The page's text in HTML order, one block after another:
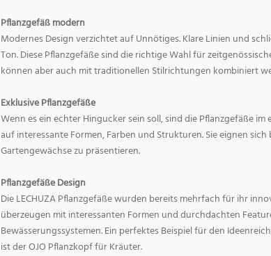
Pflanzgefäß modern
Modernes Design verzichtet auf Unnötiges. Klare Linien und
Ton. Diese Pflanzgefäße sind die richtige Wahl für
können aber auch mit traditionellen Stilrichtungen kombiniert
Exklusive Pflanzgefäße
Wenn es ein echter Hingucker sein soll, sind die Pflanzgefäße im
auf interessante Formen, Farben und Strukturen. Sie eignen
Gartengewächse zu präsentieren.
Pflanzgefäße Design
Die LECHUZA Pflanzgefäße wurden bereits mehrfach für ihr
überzeugen mit interessanten Formen und durchdachten
Bewässerungssystemen. Ein perfektes Beispiel für den
ist der OJO Pflanzkopf für Kräuter.